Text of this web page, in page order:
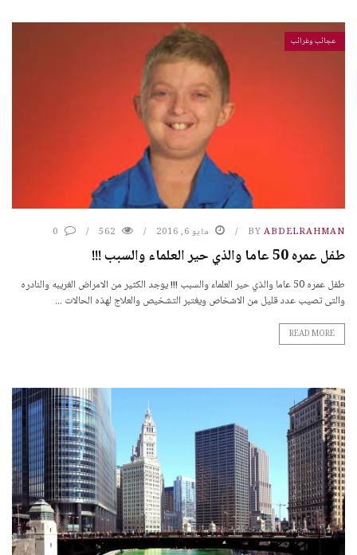
عجائب وغرائب
BY ABDELRAHMAN مايو 6, 2016 562
0
طفل عمره 50 عاما والذي حير العلماء والسبب !!!
طفل عمره 50 عاما والذي حير العلماء والسبب !!! يوجد الكثير من الامراض الغريبه والنادره
والتى تصيب عدد قليل من الاشخاص ويغتبر التشخيص والعلاج لهذه الحالات ...
READ MORE